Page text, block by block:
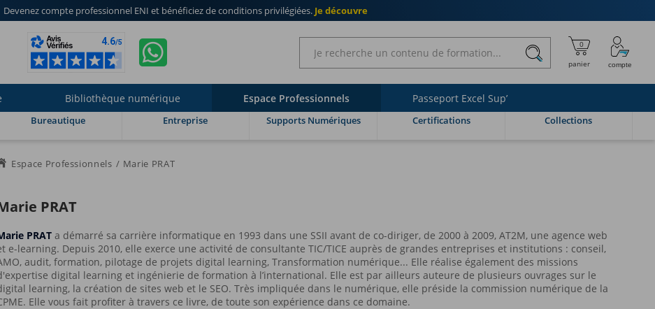
Devenez compte professionnel ENI et bénéficiez deconditions privilégiées. Je découvre
Bibliothèque numérique Espace Professionnels Passeport Excel Sup’
Bureautique Entreprise Supports Numériques Certifications Collections
Espace Professionnels Marie PRAT
PRAT
PRAT a démarré sa carrière informatique en 1993 dans une SSII avant de co-diriger, de 2000 à 2009, AT2M, une agence web
e-learning. Depuis 2010, elle exerce une activité de consultante TIC/TICE auprès de grandes entreprises et institutions : conseil,
audit, formation, pilotage de projets digital learning, Transformation numérique... Elle réalise également des missions
digital learning et ingénierie de formation à l’international. Elle est par ailleurs auteure de plusieurs ouvrages sur le
learning, la création de sites web et le SEO. Très impliquée dans le numérique, elle préside la commission numérique de la
Elle vous fait profiter à travers ce livre, de toute son expérience dans ce domaine.